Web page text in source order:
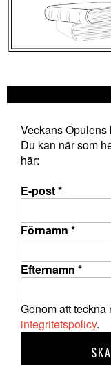
Veckans Opulens
Du kan när som
här:
E-post*
Förnamn *
Efternamn *
Genom att
integritetspolicy.